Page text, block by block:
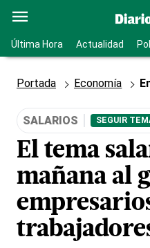
Última Hora Actualidad
Portada Economía
SALARIOS SEGUIR
El tema
mañana al